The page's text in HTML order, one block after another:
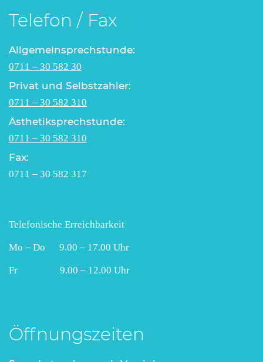
Telefon / Fax
Allgemeinsprechstunde:
0711 – 30 582 30
Privat und Selbstzahler:
0711 – 30 582 310
Ästhetiksprechstunde:
0711 – 30 582 310
Fax:
0711 – 30 582 317
Telefonische Erreichbarkeit
Mo – Do 9.00 – 17.00 Uhr
Fr 9.00 – 12.00 Uhr
Öffnungszeiten